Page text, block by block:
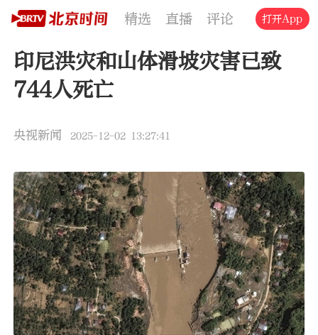
精选 直播 评论 交通 文旅
打开App
印尼洪灾和山体滑坡灾害已致
744人死亡
央视新闻 2025-12-02 13:27:41